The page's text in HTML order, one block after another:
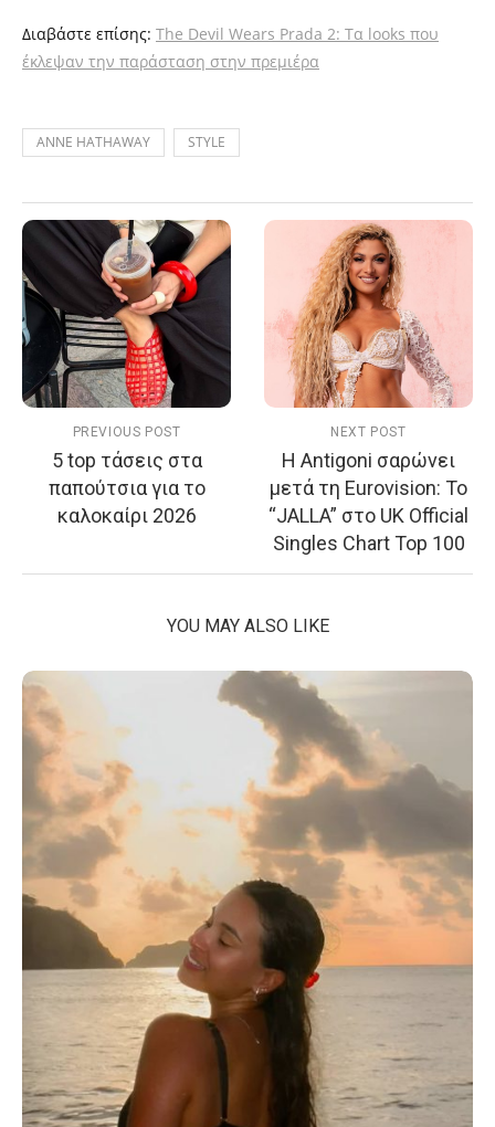
Διαβάστε επίσης: The Devil Wears Prada 2: Τα looks που
έκλεψαν την παράσταση στην πρεμιέρα
ANNE HATHAWAY STYLE
PREVIOUS POST
5 top τάσεις στα
παπούτσια για το
καλοκαίρι 2026
NEXT POST
Η Antigoni σαρώνει
μετά τη Eurovision: Το
“JALLA” στο UK Official
Singles Chart Top 100
YOU MAY ALSO LIKE